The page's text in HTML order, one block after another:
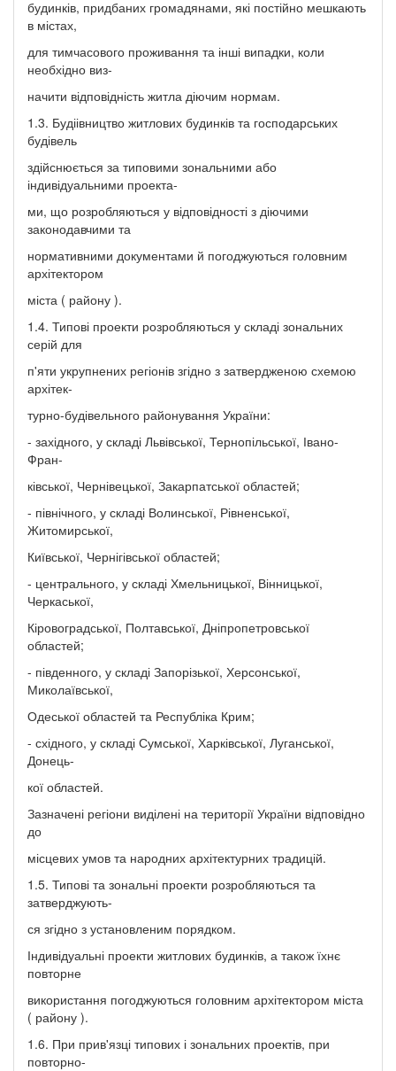
будинків, придбаних громадянами, які постійно мешкають
в містах,
для тимчасового проживання та інші випадки, коли
необхідно виз-
начити відповідність житла діючим нормам.
1.3. Будіівництво житлових будинків та господарських
будівель
здійснюється за типовими зональними або
індивідуальними проекта-
ми, що розробляються у відповідності з діючими
законодавчими та
нормативними документами й погоджуються головним
архітектором
міста ( району ).
1.4. Типові проекти розробляються у складі зональних
серій для
п'яти укрупнених регіонів згідно з затвердженою схемою
архітек-
турно-будівельного районування України:
- західного, у складі Львівської, Тернопільської, Івано-
Фран-
ківської, Чернівецької, Закарпатської областей;
- північного, у складі Волинської, Рівненської,
Житомирської,
Київської, Чернігівської областей;
- центрального, у складі Хмельницької, Вінницької,
Черкаської,
Кіровоградської, Полтавської, Дніпропетровської
областей;
- південного, у складі Запорізької, Херсонської,
Миколаївської,
Одеської областей та Республіка Крим;
- східного, у складі Сумської, Харківської, Луганської,
Донець-
кої областей.
Зазначені регіони виділені на території України відповідно
до
місцевих умов та народних архітектурних традицій.
1.5. Типові та зональні проекти розробляються та
затверджують-
ся згідно з установленим порядком.
Індивідуальні проекти житлових будинків, а також їхнє
повторне
використання погоджуються головним архітектором міста
( району ).
1.6. При прив'язці типових і зональних проектів, при
повторно-